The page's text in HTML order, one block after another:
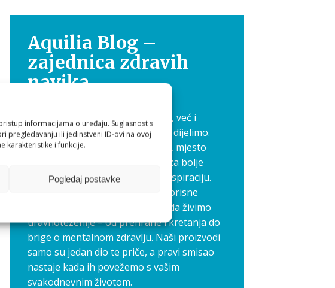
informacijama o uređaju. Suglasnost s
pregledavanju ili jedinstveni ID-ovi na ovoj
karakteristike i funkcije.
Pogledaj postavke
Aquilia Blog –
zajednica zdravih
navika
Zdravlje nije samo osobna briga, već i
putovanje koje je ljepše kada ga dijelimo.
Zato smo pokrenuli Aquilia blog, mjesto
gdje zajedno stvaramo prostor za bolje
navike, međusobnu podršku i inspiraciju.
Ovdje dijelimo priče, iskustva i korisne
savjete koji nam svima pomažu da živimo
uravnoteženije – od prehrane i kretanja do
brige o mentalnom zdravlju. Naši proizvodi
samo su jedan dio te priče, a pravi smisao
nastaje kada ih povežemo s vašim
svakodnevnim životom.